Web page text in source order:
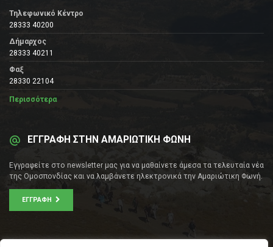
Τηλεφωνικό Κέντρο
28333 40200
Δήμαρχος
28333 40211
Φαξ
28330 22104
Περισσότερα
ΕΓΓΡΑΦΗ ΣΤΗΝ ΑΜΑΡΙΩΤΙΚΗ ΦΩΝΗ
Εγγραφείτε στο newsletter μας για να μαθαίνετε άμεσα τα τελευταία νέα
της Ομοσπονδίας και να λαμβάνετε ηλεκτρονικά την Αμαριώτικη Φωνή.
ΕΓΓΡΑΦΉ